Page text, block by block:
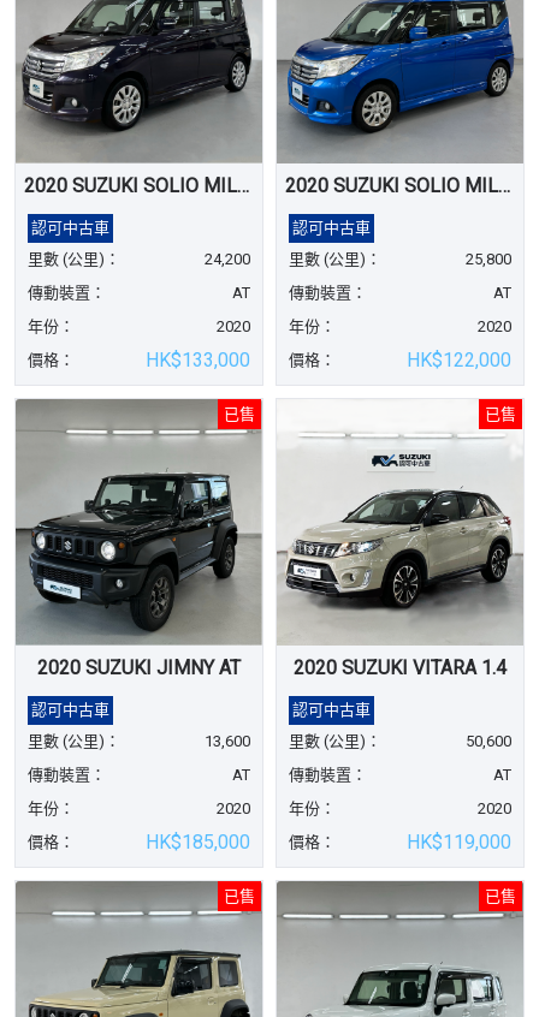
2020 SUZUKI SOLIO MILD HYBRID
認可中古車
里數 (公里)：
24,200
傳動裝置：
AT
年份：
2020
價格：
HK$133,000
2020 SUZUKI SOLIO MILD HYBRID
認可中古車
里數 (公里)：
25,800
傳動裝置：
AT
年份：
2020
價格：
HK$122,000
2020 SUZUKI JIMNY AT
認可中古車
已售
里數 (公里)：
13,600
傳動裝置：
AT
年份：
2020
價格：
HK$185,000
2020 SUZUKI VITARA 1.4
認可中古車
已售
里數 (公里)：
50,600
傳動裝置：
AT
年份：
2020
價格：
HK$119,000
已售 已售